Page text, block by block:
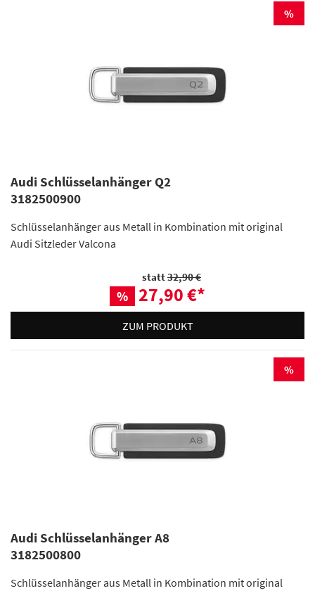
%
Audi Schlüsselanhänger Q2
3182500900
Schlüsselanhänger aus Metall in Kombination mit original
Audi Sitzleder Valcona
statt32,90 €
% 27,90 €*
ZUM PRODUKT
%
Audi Schlüsselanhänger A8
3182500800
Schlüsselanhänger aus Metall in Kombination mit original